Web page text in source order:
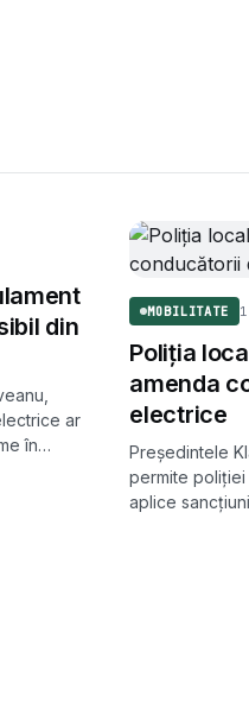
din
ar
în
MOBILITATE
Poliția
amenda
electrice
Președintele
permite
aplice